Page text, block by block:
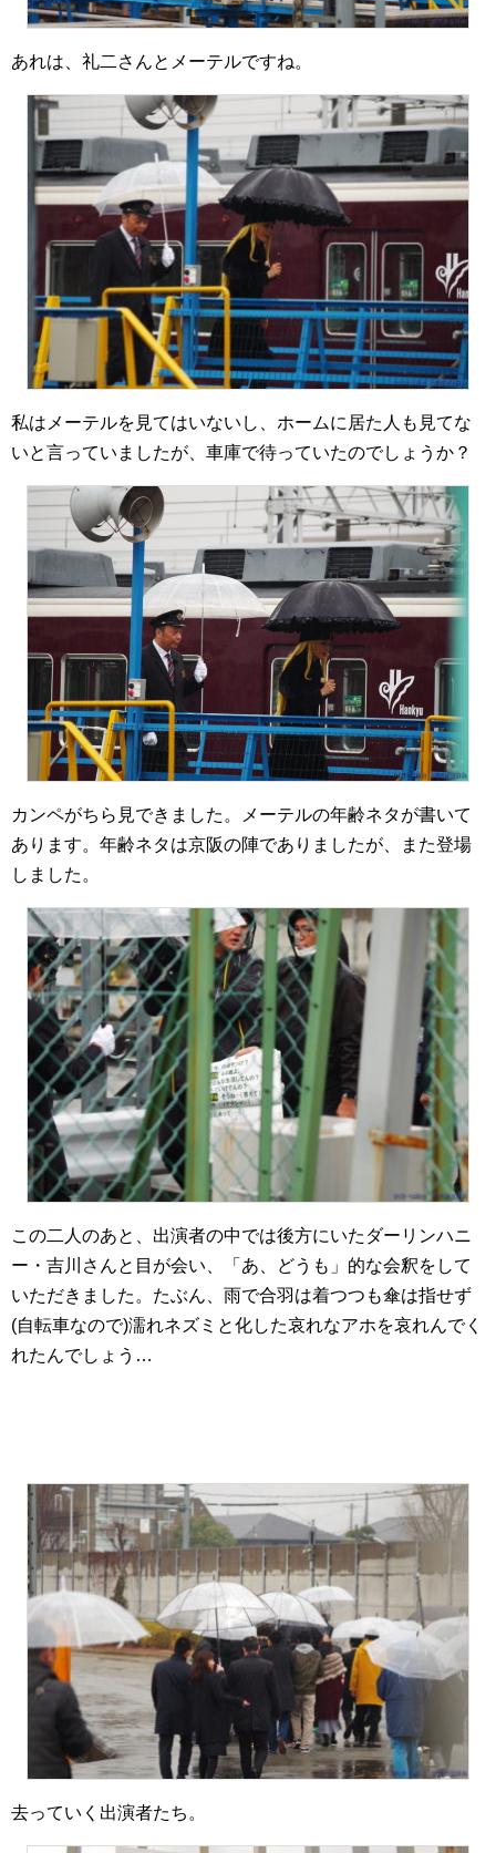
あれは、礼二さんとメーテルですね。
私はメーテルを見てはいないし、ホームに居た人も見てな
いと言っていましたが、車庫で待っていたのでしょうか？
カンペがちら見できました。メーテルの年齢ネタが書いて
あります。年齢ネタは京阪の陣でありましたが、また登場
しました。
この二人のあと、出演者の中では後方にいたダーリンハニ
ー・吉川さんと目が会い、「あ、どうも」的な会釈をして
いただきました。たぶん、雨で合羽は着つつも傘は指せず
(自転車なので)濡れネズミと化した哀れなアホを哀れんでく
れたんでしょう…
去っていく出演者たち。